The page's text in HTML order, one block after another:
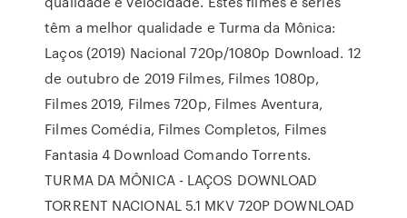
têm a melhor qualidade e Turma da Mônica:
Laços (2019) Nacional 720p/1080p Download. 12
de outubro de 2019 Filmes, Filmes 1080p,
Filmes 2019, Filmes 720p, Filmes Aventura,
Filmes Comédia, Filmes Completos, Filmes
Fantasia 4 Download Comando Torrents.
TURMA DA MÔNICA - LAÇOS DOWNLOAD
TORRENT NACIONAL 5.1 MKV 720P DOWNLOAD